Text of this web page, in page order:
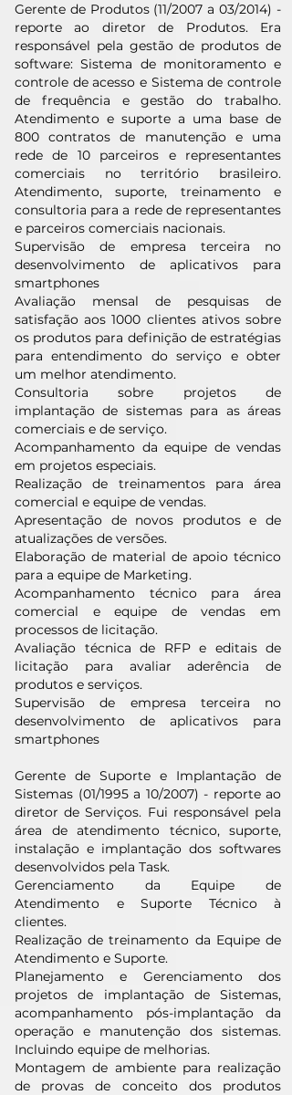
Gerente de Produtos (11/2007 a 03/2014) -
reporte ao diretor de Produtos. Era
responsável pela gestão de produtos de
software: Sistema de monitoramento e
controle de acesso e Sistema de controle
de frequência e gestão do trabalho.
Atendimento e suporte a uma base de
800 contratos de manutenção e uma
rede de 10 parceiros e representantes
comerciais no território brasileiro.
Atendimento, suporte, treinamento e
consultoria para a rede de representantes
e parceiros comerciais nacionais.
Supervisão de empresa terceira no
desenvolvimento de aplicativos para
smartphones
Avaliação mensal de pesquisas de
satisfação aos 1000 clientes ativos sobre
os produtos para definição de estratégias
para entendimento do serviço e obter
um melhor atendimento.
Consultoria sobre projetos de
implantação de sistemas para as áreas
comerciais e de serviço.
Acompanhamento da equipe de vendas
em projetos especiais.
Realização de treinamentos para área
comercial e equipe de vendas.
Apresentação de novos produtos e de
atualizações de versões.
Elaboração de material de apoio técnico
para a equipe de Marketing.
Acompanhamento técnico para área
comercial e equipe de vendas em
processos de licitação.
Avaliação técnica de RFP e editais de
licitação para avaliar aderência de
produtos e serviços.
Supervisão de empresa terceira no
desenvolvimento de aplicativos para
smartphones
Gerente de Suporte e Implantação de
Sistemas (01/1995 a 10/2007) - reporte ao
diretor de Serviços. Fui responsável pela
área de atendimento técnico, suporte,
instalação e implantação dos softwares
desenvolvidos pela Task.
Gerenciamento da Equipe de
Atendimento e Suporte Técnico à
clientes.
Realização de treinamento da Equipe de
Atendimento e Suporte.
Planejamento e Gerenciamento dos
projetos de implantação de Sistemas,
acompanhamento pós-implantação da
operação e manutenção dos sistemas.
Incluindo equipe de melhorias.
Montagem de ambiente para realização
de provas de conceito dos produtos